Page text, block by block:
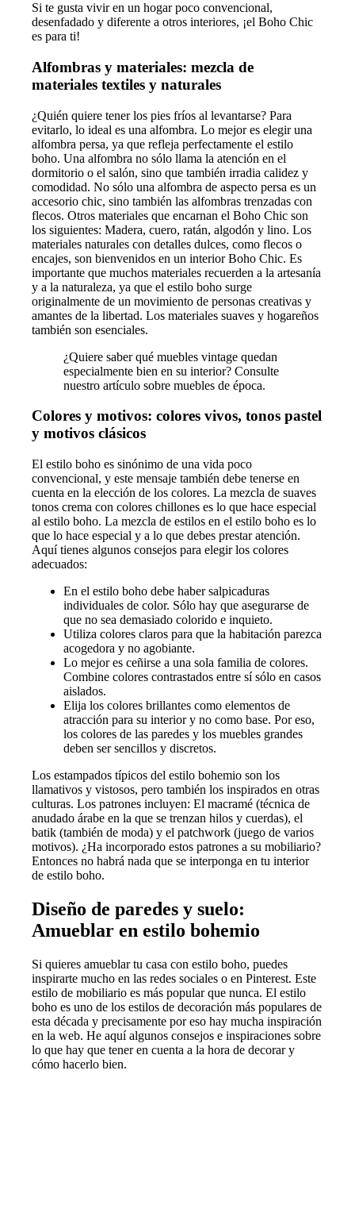
Si te gusta vivir en un hogar poco convencional,
desenfadado y diferente a otros interiores, ¡el Boho Chic
es para ti!
Alfombras y materiales: mezcla de
materiales textiles y naturales
¿Quién quiere tener los pies fríos al levantarse? Para
evitarlo, lo ideal es una alfombra. Lo mejor es elegir una
alfombra persa, ya que refleja perfectamente el estilo
boho. Una alfombra no sólo llama la atención en el
dormitorio o el salón, sino que también irradia calidez y
comodidad. No sólo una alfombra de aspecto persa es un
accesorio chic, sino también las alfombras trenzadas con
flecos. Otros materiales que encarnan el Boho Chic son
los siguientes: Madera, cuero, ratán, algodón y lino. Los
materiales naturales con detalles dulces, como flecos o
encajes, son bienvenidos en un interior Boho Chic. Es
importante que muchos materiales recuerden a la artesanía
y a la naturaleza, ya que el estilo boho surge
originalmente de un movimiento de personas creativas y
amantes de la libertad. Los materiales suaves y hogareños
también son esenciales.
¿Quiere saber qué muebles vintage quedan
especialmente bien en su interior? Consulte
nuestro artículo sobremuebles de época.
Colores y motivos: colores vivos, tonos pastel
y motivos clásicos
El estilo boho es sinónimo de una vida poco
convencional, y este mensaje también debe tenerse en
cuenta en la elección de los colores. La mezcla de suaves
tonos crema con colores chillones es lo que hace especial
al estilo boho. La mezcla de estilos en el estilo boho es lo
que lo hace especial y a lo que debes prestar atención.
Aquí tienes algunos consejos para elegir los colores
adecuados:
En el estilo boho debe haber salpicaduras
individuales de color. Sólo hay que asegurarse de
que no sea demasiado colorido e inquieto.
Utiliza colores claros para que la habitación parezca
acogedora y no agobiante.
Lo mejor es ceñirse a una sola familia de colores.
Combine colores contrastados entre sí sólo en casos
aislados.
Elija los colores brillantes como elementos de
atracción para su interior y no como base. Por eso,
los colores de las paredes y los muebles grandes
deben ser sencillos y discretos.
Los estampados típicos del estilo bohemio son los
llamativos y vistosos, pero también los inspirados en otras
culturas. Los patrones incluyen: El macramé (técnica de
anudado árabe en la que se trenzan hilos y cuerdas), el
batik (también de moda) y el patchwork (juego de varios
motivos). ¿Ha incorporado estos patrones a su mobiliario?
Entonces no habrá nada que se interponga en tu interior
de estilo boho.
Diseño de paredes y suelo:
Amueblar en estilo bohemio
Si quieres amueblar tu casa con estilo boho, puedes
inspirarte mucho en las redes sociales o en Pinterest. Este
estilo de mobiliario es más popular que nunca. El estilo
boho es uno de los estilos de decoración más populares de
esta década y precisamente por eso hay mucha inspiración
en la web. He aquí algunos consejos e inspiraciones sobre
lo que hay que tener en cuenta a la hora de decorar y
cómo hacerlo bien.